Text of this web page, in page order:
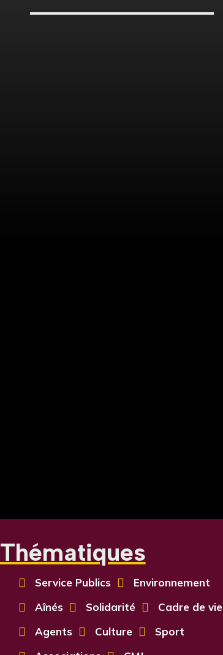
Thématiques
 Service Publics  Environnement
 Aînés  Solidarité  Cadre de vie
 Agents  Culture  Sport